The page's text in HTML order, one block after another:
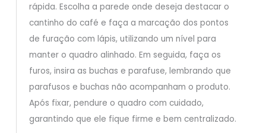
rápida. Escolha a parede onde deseja destacar o
cantinho do café e faça a marcação dos pontos
de furação com lápis, utilizando um nível para
manter o quadro alinhado. Em seguida, faça os
furos, insira as buchas e parafuse, lembrando que
parafusos e buchas não acompanham o produto.
Após fixar, pendure o quadro com cuidado,
garantindo que ele fique firme e bem centralizado.